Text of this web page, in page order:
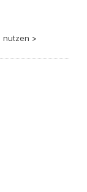
nutzen >